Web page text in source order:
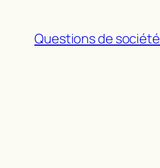
contenu
Questions de société